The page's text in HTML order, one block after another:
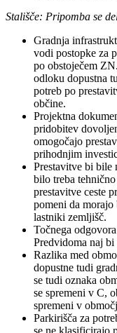
Stališče: Pripomba se
Gradnja
vodi postopke za
po obstoječem
odloku dopustna
potreb po
občine.
Projektna
pridobitev
omogočajo
prihodnjim
Prestavitve bi bile
bilo treba
prestavitve ceste
pomeni da
lastniki zemljišč.
Točnega
Predvidoma naj bi
Razlika med
dopustne tudi
se tudi oznaka
se spremeni v C,
spremeni v
Parkirišča za